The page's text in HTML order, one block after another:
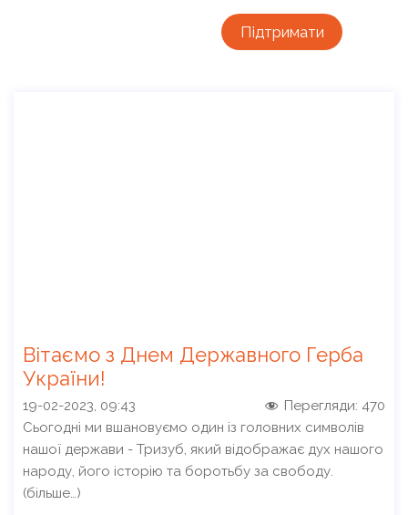
Підтримати
Вітаємо з Днем Державного Герба
України!
19-02-2023, 09:43 Перегляди: 470
Сьогодні ми вшановуємо один із головних символів
нашої держави - Тризуб, який відображає дух нашого
народу, його історію та боротьбу за свободу.
(більше…)